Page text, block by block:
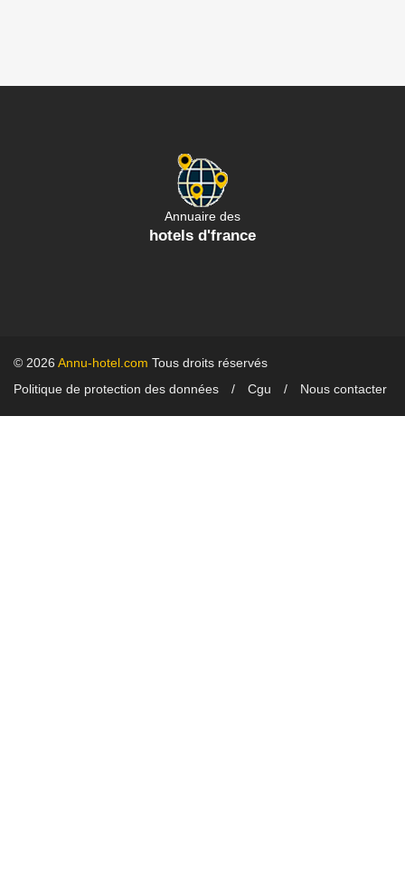
Annuaire des
hotels d'france
© 2026 Annu-hotel.com Tous droits réservés
Politique de protection des données
Cgu Nous contacter